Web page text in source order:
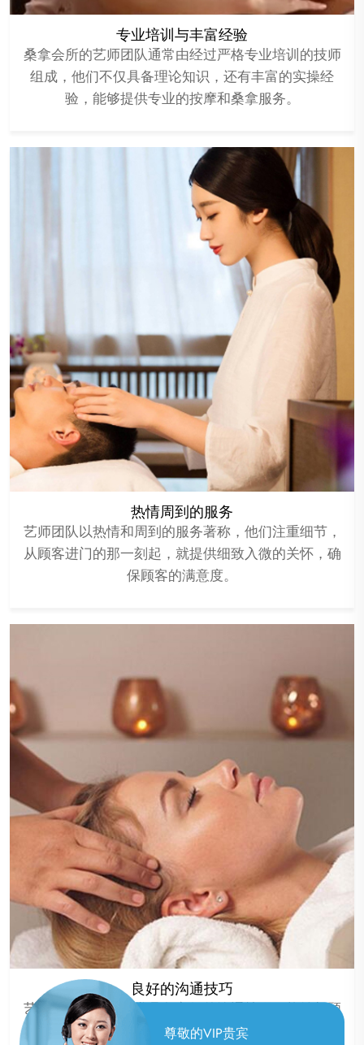
尊敬的VIP贵宾
专业培训与丰富经验
桑拿会所的艺师团队通常由经过严格专业培训的技师
组成，他们不仅具备理论知识，还有丰富的实操经
验，能够提供专业的按摩和桑拿服务。
热情周到的服务
艺师团队以热情和周到的服务著称，他们注重细节，
从顾客进门的那一刻起，就提供细致入微的关怀，确
保顾客的满意度。
良好的沟通技巧
艺师团队的成员通常具备良好的沟通技巧，能够与顾
客建立良好的沟通，了解顾客的需求，提供更加贴心